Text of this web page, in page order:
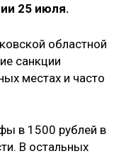
25 июля.
областной
санкции
местах и часто
в 1500 рублей в
В остальных